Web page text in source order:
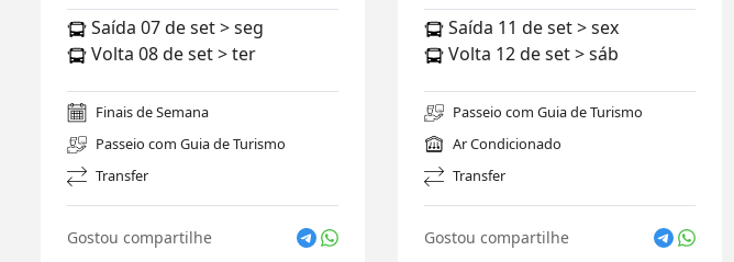
Saída 07 de set > seg
Volta 08 de set > ter
Finais de Semana
Passeio com Guia de Turismo
Transfer
Gostou compartilhe
Saída 11 de set > sex
Volta 12 de set > sáb
Passeio com Guia de Turismo
Ar Condicionado
Transfer
Gostou compartilhe